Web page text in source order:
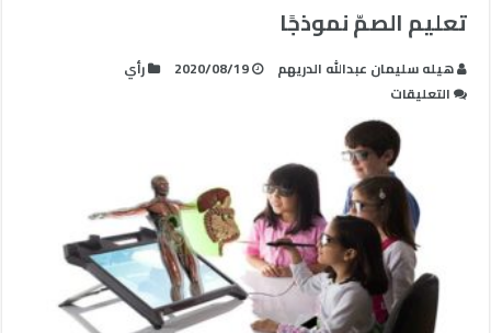
تعليم الصمّ نموذجًا
هيله سليمان عبدالله الدريهم 2020/08/19
رأي
التعليقات
الفصول
الافتراضية
في
الجامعات
السعودية،
تعليم
الصمّ
نموذجًا
مغلقة